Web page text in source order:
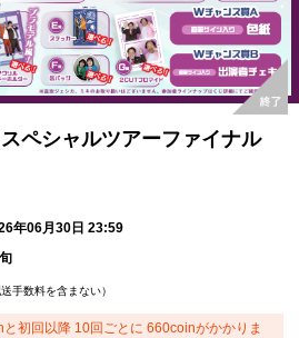
ペシャルツアーファイナル
年06月30日 23:59
送手数料を含まない）
初回以降 10回ごとに 660coinがかかりま